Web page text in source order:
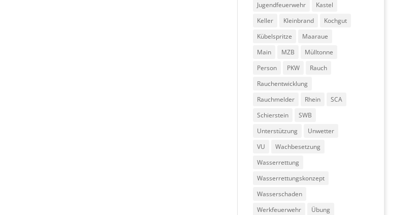
Jugendfeuerwehr
Kastel
Keller
Kleinbrand
Kochgut
Kübelspritze
Maaraue
Main
MZB
Mülltonne
Person
PKW
Rauch
Rauchentwicklung
Rauchmelder
Rhein
SCA
Schierstein
SWB
Unterstützung
Unwetter
VU
Wachbesetzung
Wasserrettung
Wasserrettungskonzept
Wasserschaden
Werkfeuerwehr
Übung